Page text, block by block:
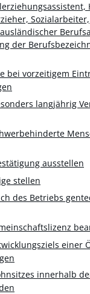
Sozialarbeiter,
der
bei vorzeitigem
langjährig
ausstellen
stellen
des Betriebs
einer
innerhalb